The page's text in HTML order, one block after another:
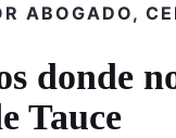
ABOGADO,
donde
Tauce